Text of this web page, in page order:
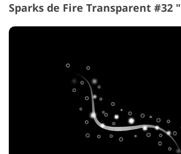
Sparks de Fire Transparent #32